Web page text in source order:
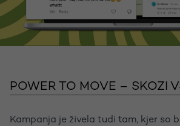
POWER TO MOVE – SKOZI
Kampanja je živela tudi tam, kjer so